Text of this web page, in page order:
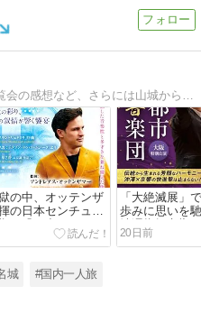
の中、オッテンザ
の日本センチュリ
に繰り出す
「大絶滅展」
歩みに思いを
沖澤指揮京響
あざとい演奏
20日前
城 #国内一人旅